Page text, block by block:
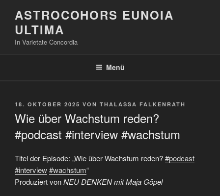
Inhalt
springen
ASTROCOHORS EUNOIA
ULTIMA
In Varietate Concordia
Menü
VERÖFFENTLICHT
18. OKTOBER 2025 VON THALASSA FALKENRATH
Wie über Wachstum reden?
#podcast #interview #wachstum
Titel der Episode: „Wie über Wachstum reden?#podcast
#interview#wachstum“
Produziert vonNEU DENKEN mit Maja Göpel